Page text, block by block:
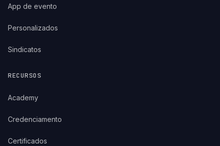
App de evento
Personalizados
Sindicatos
RECURSOS
Academy
Credenciamento
Certificados